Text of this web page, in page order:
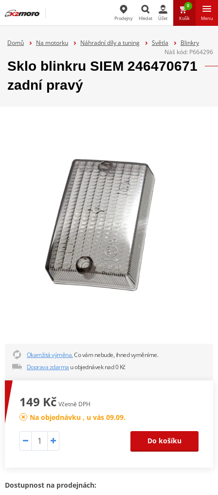
Hledat
Prodejny Hledat Účet
0
Košík Menu
Domů Na motorku Náhradní díly a tuning Světla
Blinkry
Náš kód: P664296
Sklo blinkru SIEM 246470671
zadní pravý
Okamžitá výměna.Co vám nebude, ihned vyměníme.
Doprava zdarma u objednávek nad 0 Kč
149 Kč Včetně DPH
Na objednávku , u vás 09.09.
Do košíku
Dostupnost na prodejnách: